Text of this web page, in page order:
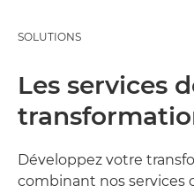
SOLUTIONS
Les services
Développez votre
combinant nos services